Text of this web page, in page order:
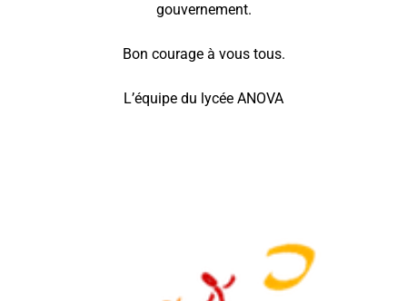
gouvernement.
Bon courage à vous tous.
L’équipe du lycée ANOVA